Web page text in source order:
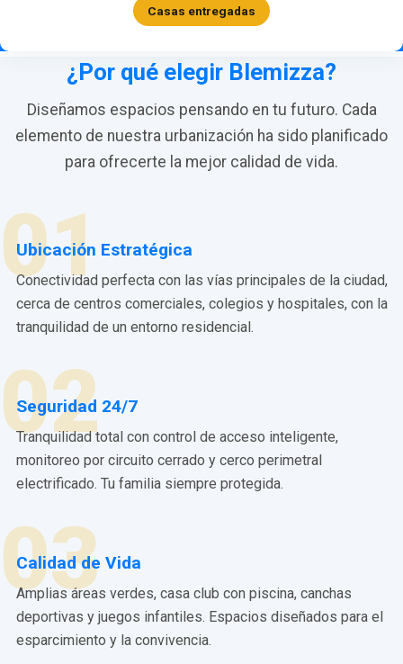
Casas entregadas
¿Por qué elegir Blemizza?
Diseñamos espacios pensando en tu futuro. Cada
elemento de nuestra urbanización ha sido planificado
para ofrecerte la mejor calidad de vida.
01
Ubicación Estratégica
Conectividad perfecta con las vías principales de la ciudad,
cerca de centros comerciales, colegios y hospitales, con la
tranquilidad de un entorno residencial.
02
Seguridad 24/7
Tranquilidad total con control de acceso inteligente,
monitoreo por circuito cerrado y cerco perimetral
electrificado. Tu familia siempre protegida.
03
Calidad de Vida
Amplias áreas verdes, casa club con piscina, canchas
deportivas y juegos infantiles. Espacios diseñados para el
esparcimiento y la convivencia.